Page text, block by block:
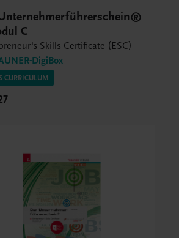
C
Skills Certificate (ESC)
DigiBox
CURRICULUM